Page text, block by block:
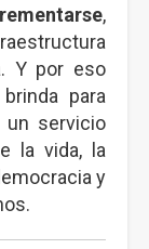
,
Y por eso
para
un servicio
la vida, la
y